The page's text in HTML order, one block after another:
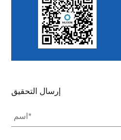
إرسال التحقيق